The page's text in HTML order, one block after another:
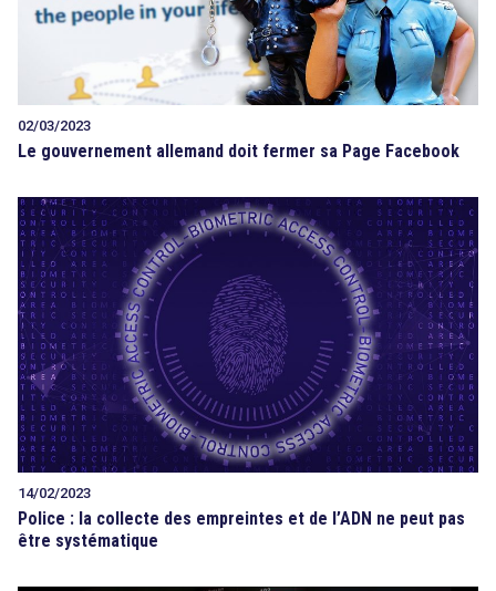
02/03/2023
Le gouvernement allemand doit fermer sa Page Facebook
14/02/2023
Police : la collecte des empreintes et de l’ADN ne peut pas
être systématique